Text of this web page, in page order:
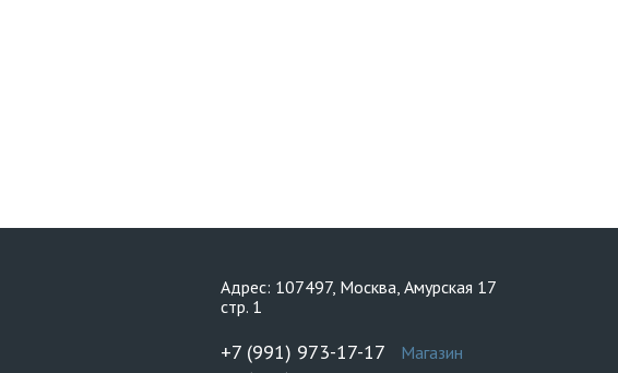
Адрес: 107497, Москва, Амурская 17
стр. 1
+7 (991) 973-17-17 Магазин